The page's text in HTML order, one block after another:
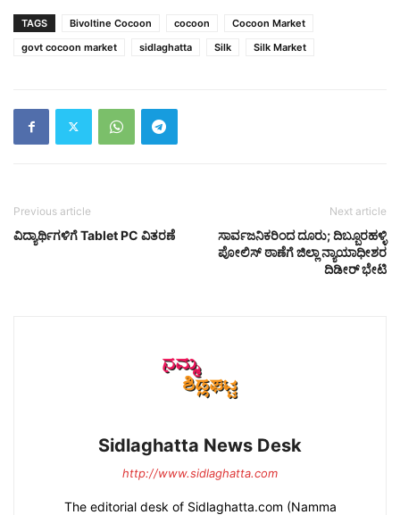
TAGS Bivoltine Cocoon cocoon
Cocoon Market
govt cocoon market
sidlaghatta Silk Silk Market
Previous article
ವಿದ್ಯಾರ್ಥಿಗಳಿಗೆ Tablet PC ವಿತರಣೆ
Next article
ಸಾರ್ವಜನಿಕರಿಂದ ದೂರು; ದಿಬ್ಬೂರಹಳ್ಳಿ
ಪೋಲಿಸ್ ಠಾಣೆಗೆ ಜಿಲ್ಲಾ ನ್ಯಾಯಾಧೀಶರ
ದಿಡೀರ್ ಭೇಟಿ
Sidlaghatta News Desk
http://www.sidlaghatta.com
The editorial desk of Sidlaghatta.com (Namma